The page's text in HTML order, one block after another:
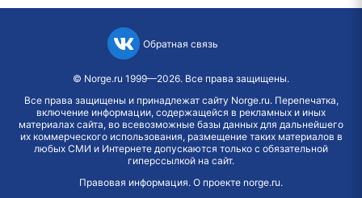
Обратная связь
© Norge.ru 1999—2026. Все права защищены.
Все права защищены и принадлежат сайту Norge.ru. Перепечатка,
включение информации, содержащейся в рекламных и иных
материалах сайта, во всевозможные базы данных для дальнейшего
их коммерческого использования, размещение таких материалов в
любых СМИ и Интернете допускаются только с обязательной
гиперссылкой на сайт.
Правовая информация. О проекте norge.ru.